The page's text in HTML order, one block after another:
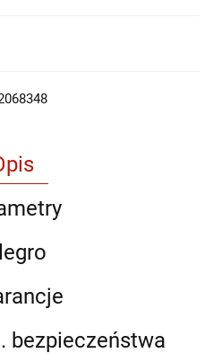
bezpieczeństwa